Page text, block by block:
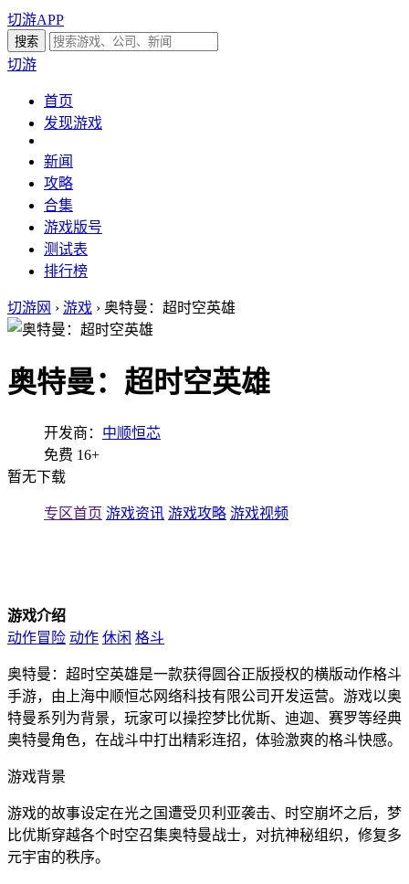
切游APP
切游
首页
发现游戏
新闻
攻略
合集
游戏版号
测试表
排行榜
切游网 › 游戏 › 奥特曼：超时空英雄
奥特曼：超时空英雄
开发商： 中顺恒芯
免费 16+
暂无下载
专区首页 游戏资讯 游戏攻略 游戏视频
游戏介绍
动作冒险 动作 休闲 格斗
奥特曼：超时空英雄是一款获得圆谷正版授权的横版动作格斗
手游，由上海中顺恒芯网络科技有限公司开发运营。游戏以奥
特曼系列为背景，玩家可以操控梦比优斯、迪迦、赛罗等经典
奥特曼角色，在战斗中打出精彩连招，体验激爽的格斗快感。
游戏背景
游戏的故事设定在光之国遭受贝利亚袭击、时空崩坏之后，梦
比优斯穿越各个时空召集奥特曼战士，对抗神秘组织，修复多
元宇宙的秩序。